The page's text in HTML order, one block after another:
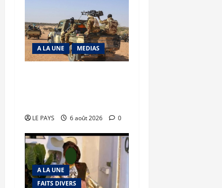
A LA UNE MEDIAS
LE PAYS 6 août 2026 0
A LA UNE
FAITS DIVERS